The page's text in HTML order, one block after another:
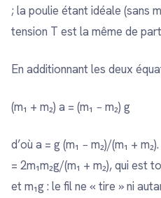
; la poulie étant idéale (sans
tension T est la même de
En additionnant les deux
(m₁ + m₂) a = (m₁ − m₂) g
d’où a = g (m₁ − m₂)/(m₁ +
= 2m₁m₂g/(m₁ + m₂), qui est
et m₁g : le fil ne « tire » ni